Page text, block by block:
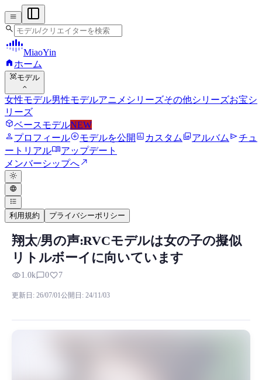
menu
search
MiaoYin
home ホーム
view_in_arモデル
expand_more
女性モデル男性モデルアニメシリーズその他シリーズお宝シ
リーズ
deployed_codeベースモデルNEW
person プロフィールadd_circleモデルを公開 assessment カスタムphoto_libraryアルバム sendチュ
ートリアルmenu_bookアップデート
メンバーシップへnorth_east
light_mode
language
format_list_bulleted
利用規約 プライバシーポリシー
RVC RVCボイスモデル
RVC RVCボイスモデルの試聴、モデル詳細、ダウンロード
これはRVCプロジェクトによって生成されたモデルファイ
Ai, rvc, ダウンロード, 二次元, 若々しい声, モデル, 正台音響
翔太/男の声:RVCモデルは女の子の擬似
リトルボーイに向いています
visibility1.0kchat_bubble_outline0favorite7
更新日 : 26/07/01公開日 : 24/11/03